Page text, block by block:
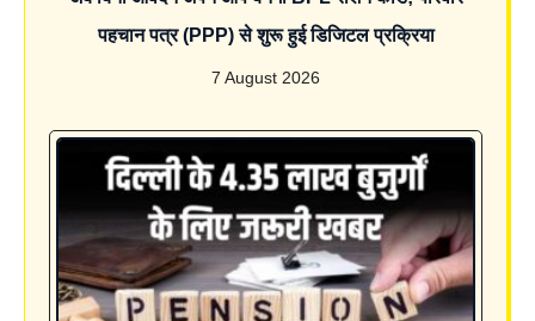
पहचान पत्र (PPP) से शुरू हुई डिजिटल प्रक्रिया
7 August 2026